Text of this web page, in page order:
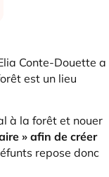
Conte-Douette a
est un lieu
à la forêt et nouer
» afin de créer
repose donc